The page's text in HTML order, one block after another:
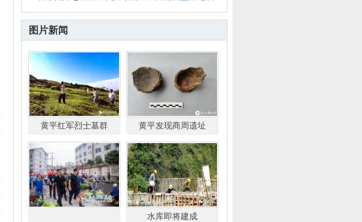
图片新闻
黄平红军烈士墓群 黄平发现商周遗址
水库即将建成